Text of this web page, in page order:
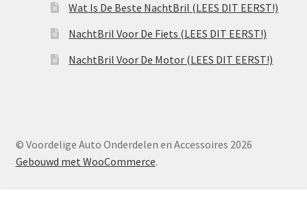
Wat Is De Beste NachtBril (LEES DIT EERST!)
NachtBril Voor De Fiets (LEES DIT EERST!)
NachtBril Voor De Motor (LEES DIT EERST!)
© Voordelige Auto Onderdelen en Accessoires 2026
Gebouwd met WooCommerce.